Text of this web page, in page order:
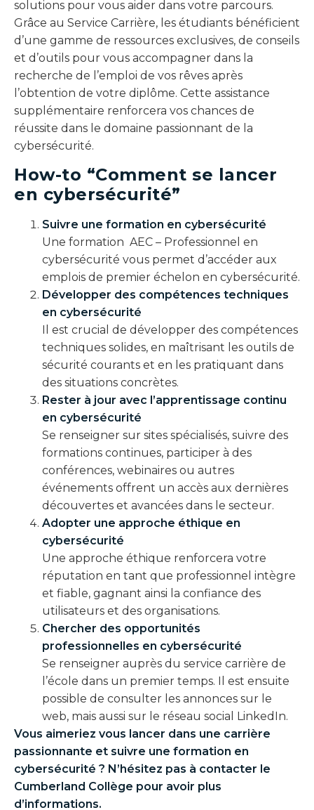
solutions pour vous aider dans votre parcours.
Grâce au Service Carrière, les étudiants bénéficient
d’une gamme de ressources exclusives, de conseils
et d’outils pour vous accompagner dans la
recherche de l’emploi de vos rêves après
l’obtention de votre diplôme. Cette assistance
supplémentaire renforcera vos chances de
réussite dans le domaine passionnant de la
cybersécurité.
How-to “Comment se lancer
en cybersécurité”
Suivre une formation en cybersécurité
Une formation AEC – Professionnel en
cybersécurité vous permet d’accéder aux
emplois de premier échelon en cybersécurité.
Développer des compétences techniques
en cybersécurité
Il est crucial de développer des compétences
techniques solides, en maîtrisant les outils de
sécurité courants et en les pratiquant dans
des situations concrètes.
Rester à jour avec l’apprentissage continu
en cybersécurité
Se renseigner sur sites spécialisés, suivre des
formations continues, participer à des
conférences, webinaires ou autres
événements offrent un accès aux dernières
découvertes et avancées dans le secteur.
Adopter une approche éthique en
cybersécurité
Une approche éthique renforcera votre
réputation en tant que professionnel intègre
et fiable, gagnant ainsi la confiance des
utilisateurs et des organisations.
Chercher des opportunités
professionnelles en cybersécurité
Se renseigner auprès du service carrière de
l’école dans un premier temps. Il est ensuite
possible de consulter les annonces sur le
web, mais aussi sur le réseau social LinkedIn.
Vous aimeriez vous lancer dans une carrière
passionnante et suivre une formation en
cybersécurité ? N’hésitez pas à contacter le
Cumberland Collège pour avoir plus
d’informations.